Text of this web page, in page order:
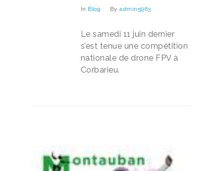
In Blog Byadmin5963
Le samedi 11 juin dernier
s’est tenue une compétition
nationale de drone FPV à
Corbarieu.